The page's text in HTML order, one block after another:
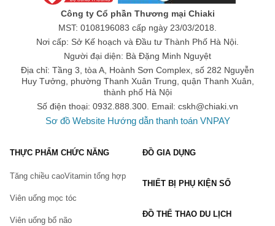
Công ty Cổ phần Thương mại Chiaki
MST: 0108196083 cấp ngày 23/03/2018.
Nơi cấp: Sở Kế hoạch và Đầu tư Thành Phố Hà Nội.
Người đại diện: Bà Đặng Minh Nguyệt
Địa chỉ: Tầng 3, tòa A, Hoành Sơn Complex, số 282 Nguyễn
Huy Tưởng, phường Thanh Xuân Trung, quận Thanh Xuân,
thành phố Hà Nội
Số điện thoại: 0932.888.300. Email: cskh@chiaki.vn
Sơ đồ Website Hướng dẫn thanh toán VNPAY
THỰC PHẨM CHỨC NĂNG
Tăng chiều caoVitamin tổng hợp
Viên uống mọc tóc
Viên uống bổ não
ĐỒ GIA DỤNG
THIẾT BỊ PHỤ KIỆN SỐ
ĐỒ THỂ THAO DU LỊCH